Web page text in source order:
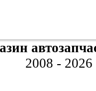
2008 - 2026